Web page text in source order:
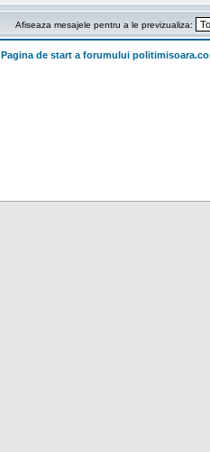
Afiseaza mesajele pentru a le previzualiza:
Pagina de start a forumului